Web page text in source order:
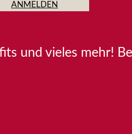
ANMELDEN
und vieles mehr!